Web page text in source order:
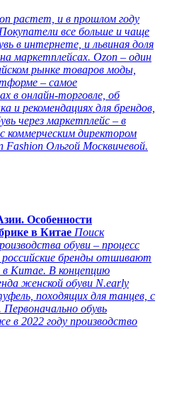
растет, и в прошлом году
все больше и чаще
в интернете, и львиная доля
маркетплейсах. Ozon – один
рынке товаров моды,
– самое
в онлайн-торговле, об
и рекомендациях для брендов,
через маркетплейс – в
коммерческим директором
Fashion Ольгой Москвичевой.
Особенности
в Китае Поиск
обуви – процесс
российские бренды отшивают
в Китае. В концепцию
женской обуви N.early
походящих для танцев, с
Первоначально обувь
в 2022 году производство